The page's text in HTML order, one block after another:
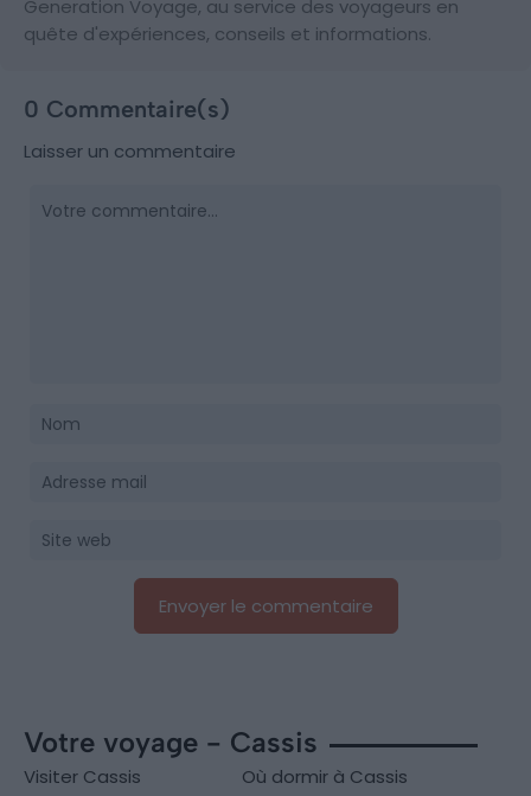
Generation Voyage, au service des voyageurs en
quête d'expériences, conseils et informations.
0 Commentaire(s)
Laisser un commentaire
Votre voyage - Cassis
Visiter Cassis
Où dormir à Cassis